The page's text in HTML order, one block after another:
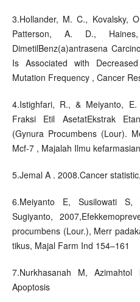
3.Hollander, M. C., Kovalsky,
Patterson, A. D.,
DimetilBenz(a)antrasena
Is Associated with
Mutation Frequency , Cancer
4.Istighfari, R., & Meiyanto,
Fraksi Etil AsetatEkstrak
(Gynura Procumbens (Lour).
Mcf-7 , Majalah Ilmu
5.Jemal A . 2008.Cancer
6.Meiyanto E, Susilowati S,
Sugiyanto,
procumbens (Lour.), Merr
tikus, Majal Farm Ind 154–161
7.Nurkhasanah M, Azimahtol
Apoptosis